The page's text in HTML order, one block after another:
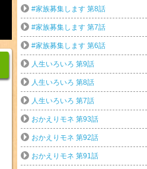
#家族募集します 第8話
#家族募集します 第7話
#家族募集します 第6話
人生いろいろ 第9話
人生いろいろ 第8話
人生いろいろ 第7話
おかえりモネ 第93話
おかえりモネ 第92話
おかえりモネ 第91話